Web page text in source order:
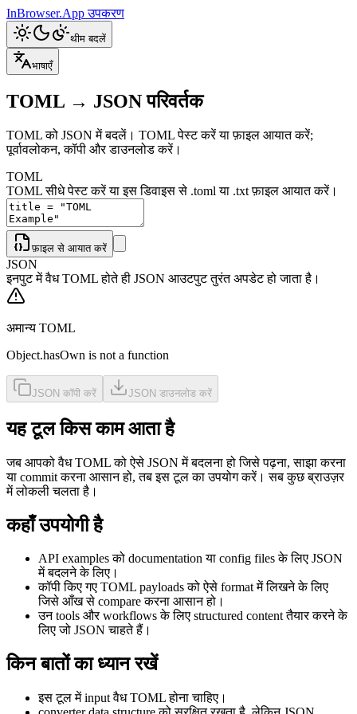
InBrowser.Appउपकरण
थीम बदलें
भाषाएँ
TOML → JSON परिवर्तक
TOML को JSON में बदलें। TOML पेस्ट करें या फ़ाइल आयात करें;
पूर्वावलोकन, कॉपी और डाउनलोड करें।
TOML
TOML सीधे पेस्ट करें या इस डिवाइस से .toml या .txt फ़ाइल आयात करें।
फ़ाइल से आयात करें
JSON
इनपुट में वैध TOML होते ही JSON आउटपुट तुरंत अपडेट हो जाता है।
अमान्य TOML
Object.hasOwn is not a function
JSON कॉपी करें JSON डाउनलोड करें
यह टूल किस काम आता है
जब आपको वैध TOML को ऐसे JSON में बदलना हो जिसे पढ़ना, साझा करना
या commit करना आसान हो, तब इस टूल का उपयोग करें। सब कुछ ब्राउज़र
में लोकली चलता है।
कहाँ उपयोगी है
API examples को documentation या config files के लिए JSON
में बदलने के लिए।
कॉपी किए गए TOML payloads को ऐसे format में लिखने के लिए
जिसे आँख से compare करना आसान हो।
उन tools और workflows के लिए structured content तैयार करने के
लिए जो JSON चाहते हैं।
किन बातों का ध्यान रखें
इस टूल में input वैध TOML होना चाहिए।